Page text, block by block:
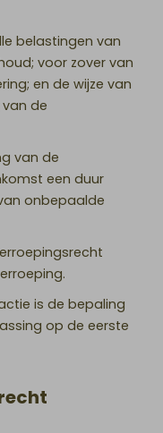
belastingen van
voor zover van
en de wijze van
de
van de
een duur
onbepaalde
is de bepaling
op de eerste